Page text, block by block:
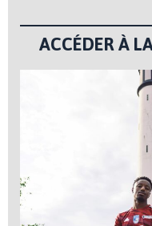
ACCÉDER À